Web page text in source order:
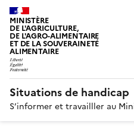
MINISTÈRE
DE L'AGRICULTURE,
DE L'AGRO-ALIMENTAIRE
ET DE LA SOUVERAINETÉ
ALIMENTAIRE
Situations de handicap
S’informer et travailller au